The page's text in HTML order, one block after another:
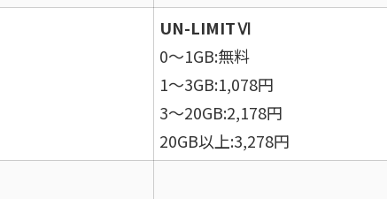
UN-LIMITⅥ
0〜1GB:無料
1〜3GB:1,078円
3〜20GB:2,178円
20GB以上:3,278円